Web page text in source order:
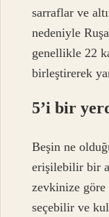
sarraflar ve
nedeniyle
genellikle 22
birleştirerek
5’i bir
Beşin ne
erişilebilir bir
zevkinize
seçebilir ve